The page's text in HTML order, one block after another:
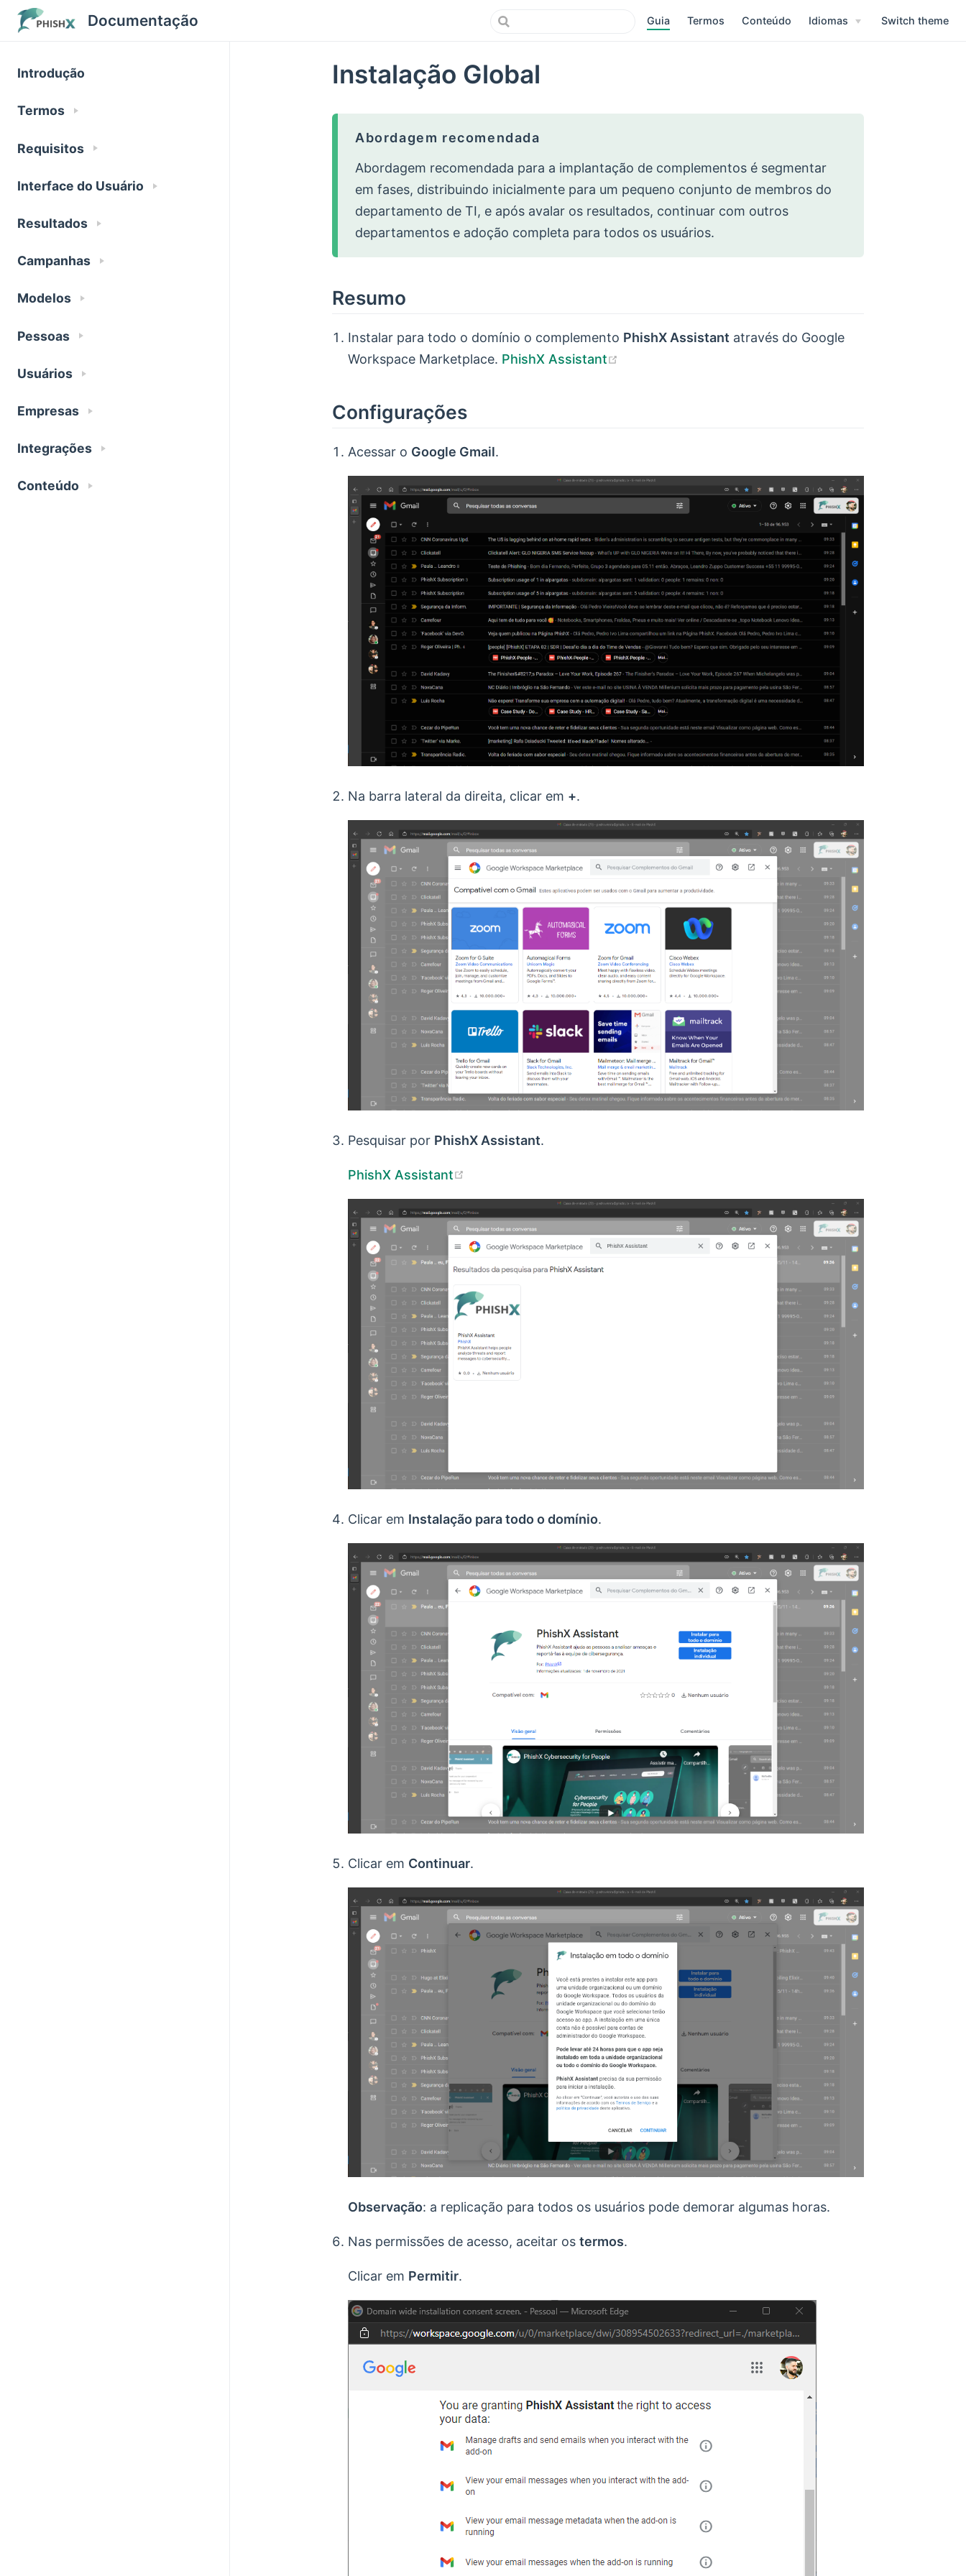
Documentação Guia Termos Conteúdo Idiomas Switch theme
Introdução
Termos
Requisitos
Interface do Usuário
Resultados
Campanhas
Modelos
Pessoas
Usuários
Empresas
Integrações
Conteúdo
Instalação Global
Abordagem recomendada
Abordagem recomendada para a implantação de complementos é segmentar
em fases, distribuindo inicialmente para um pequeno conjunto de membros do
departamento de TI, e após avalar os resultados, continuar com outros
departamentos e adoção completa para todos os usuários.
Resumo
Instalar para todo o domínio o complemento PhishX Assistant através do Google
Workspace Marketplace. PhishX Assistant
Configurações
Acessar o Google Gmail.
Na barra lateral da direita, clicar em +.
Pesquisar por PhishX Assistant.
PhishX Assistant
Clicar em Instalação para todo o domínio.
Clicar em Continuar.
Observação: a replicação para todos os usuários pode demorar algumas horas.
Nas permissões de acesso, aceitar os termos.
Clicar em Permitir.